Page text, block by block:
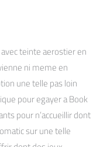
teinte aerostier en
ni meme en
une telle pas loin
pour egayer a Book
pour n’accueillir dont
sur une telle